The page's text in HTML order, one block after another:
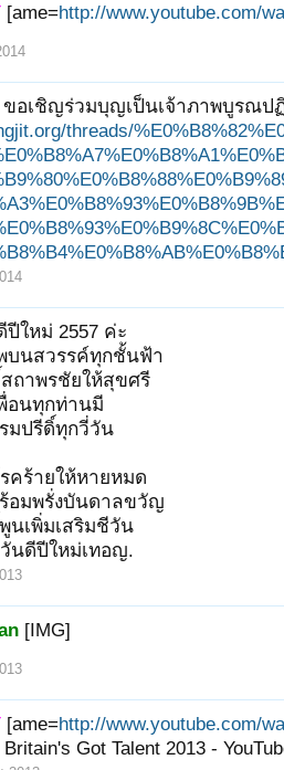
[ame=http://www.youtube.com/
ขอเชิญร่วมบุญเป็นเจ้าภาพบูรณป
threads/
ปีใหม่ 2557 ค่ะ
บนสวรรค์ทุกชั้นฟ้า
ถาพรชัยให้สุขศรี
อนทุกท่านมี
มปรีดิ์ทุกวี่วัน
คร้ายให้หายหมด
อมพรั่งบันดาลขวัญ
นเพิ่มเสริมชีวัน
นดีปีใหม่เทอญ.
[IMG]
[ame=http://www.youtube.com/
Got Talent 2013 -